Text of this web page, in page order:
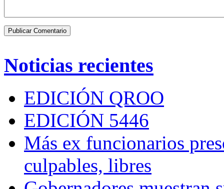
Noticias recientes
EDICIÓN QROO
EDICIÓN 5446
Más ex funcionarios
culpables, libres